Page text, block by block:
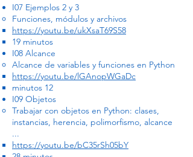
I07 Ejemplos 2 y 3
Funciones, módulos y archivos
https://youtu.be/ukXsaT69S58
19 minutos
I08 Alcance
Alcance de variables y funciones en Python
https://youtu.be/lGAnopWGaDc
minutos 12
I09 Objetos
Trabajar con objetos en Python: clases,
instancias, herencia, polimorfismo, alcance
...
https://youtu.be/bC35rSh05bY